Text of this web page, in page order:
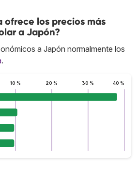
ofrece los precios más
a Japón?
a Japón normalmente los
.
10 % 20 % 30 % 40 %